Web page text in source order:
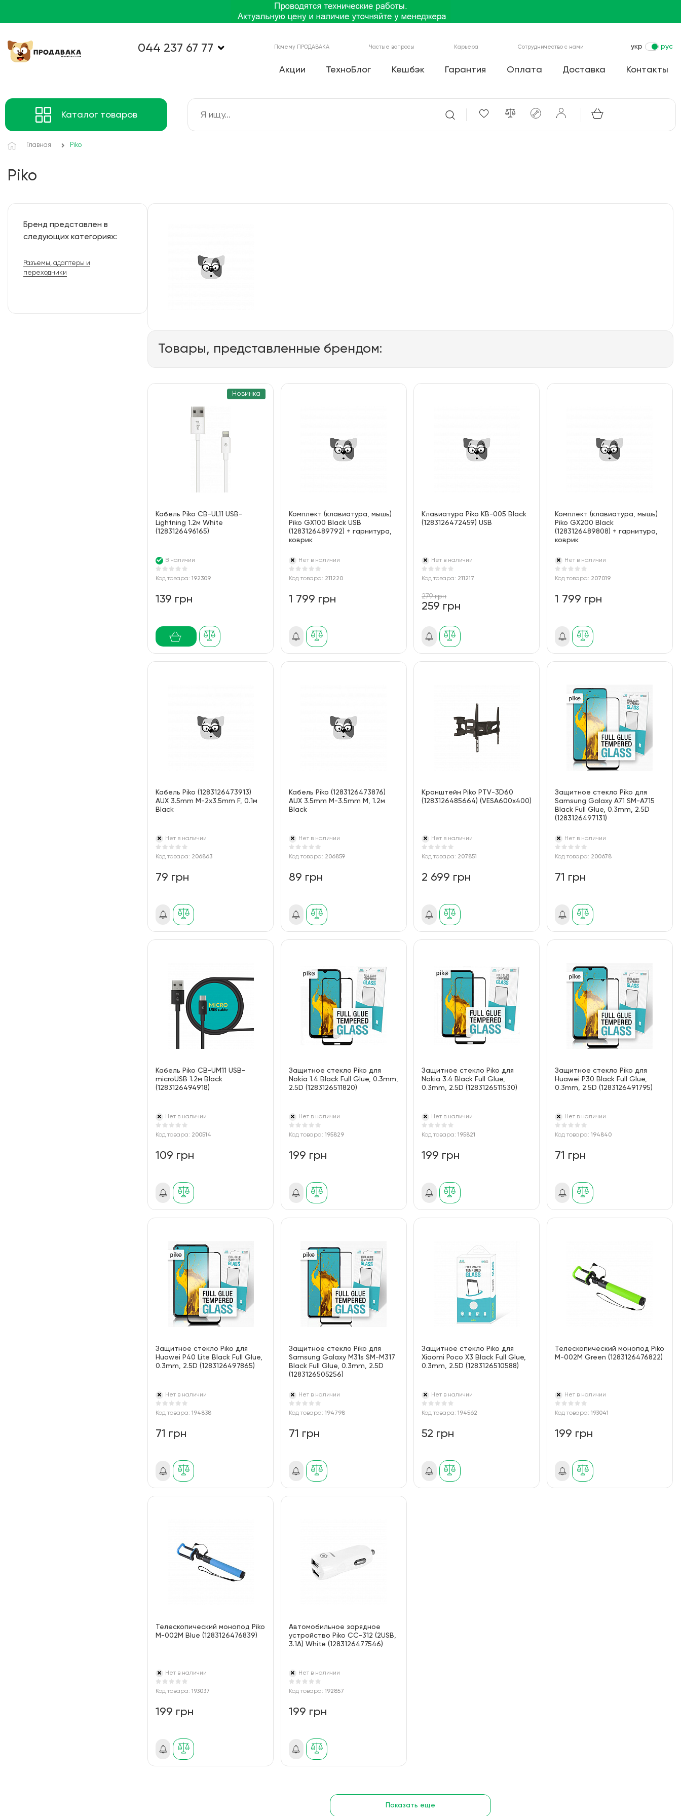
044 237 67 77 Почему ПРОДАВАКА Частые вопросы Карьера Сотрудничество с нами укр рус
Акции ТехноБлог Кешбэк Гарантия Оплата Доставка Контакты
Каталог товаров
Главная Piko
Piko
Бренд представлен в
следующих категориях:
Разъемы, адаптеры и
переходники
Товары, представленные брендом:
Новинка
Кабель Piko CB-UL11 USB-
Lightning 1.2м White
(1283126496165)
В наличии
Код товара: 192309
139 грн
Комплект (клавиатура, мышь)
Piko GX100 Black USB
(1283126489792) + гарнитура,
коврик
Нет в наличии
Код товара: 211220
1 799 грн
Клавиатура Piko KB-005 Black
(1283126472459) USB
Нет в наличии
Код товара: 211217
279 грн
259 грн
Комплект (клавиатура, мышь)
Piko GX200 Black
(1283126489808) + гарнитура,
коврик
Нет в наличии
Код товара: 207019
1 799 грн
Кабель Piko (1283126473913)
AUX 3.5mm M-2x3.5mm F, 0.1м
Black
Нет в наличии
Код товара: 206863
79 грн
Кабель Piko (1283126473876)
AUX 3.5mm M-3.5mm M, 1.2м
Black
Нет в наличии
Код товара: 206859
89 грн
Кронштейн Piko PTV-3D60
(1283126485664) (VESA600х400)
Нет в наличии
Код товара: 207851
2 699 грн
Защитное стекло Piko для
Samsung Galaxy A71 SM-A715
Black Full Glue, 0.3mm, 2.5D
(1283126497131)
Нет в наличии
Код товара: 200678
71 грн
Кабель Piko CB-UM11 USB-
microUSB 1.2м Black
(1283126494918)
Нет в наличии
Код товара: 200514
109 грн
Защитное стекло Piko для
Nokia 1.4 Black Full Glue, 0.3mm,
2.5D (1283126511820)
Нет в наличии
Код товара: 195829
199 грн
Защитное стекло Piko для
Nokia 3.4 Black Full Glue,
0.3mm, 2.5D (1283126511530)
Нет в наличии
Код товара:195821
199 грн
Защитное стекло Piko для
Huawei P30 Black Full Glue,
0.3mm, 2.5D (1283126491795)
Нет в наличии
Код товара: 194840
71 грн
Защитное стекло Piko для
Huawei P40 Lite Black Full Glue,
0.3mm, 2.5D (1283126497865)
Нет в наличии
Код товара: 194838
71 грн
Защитное стекло Piko для
Samsung Galaxy M31s SM-M317
Black Full Glue, 0.3mm, 2.5D
(1283126505256)
Нет в наличии
Код товара: 194798
71 грн
Защитное стекло Piko для
Xiaomi Poco X3 Black Full Glue,
0.3mm, 2.5D (1283126510588)
Нет в наличии
Код товара:194562
52 грн
Телескопический монопод Piko
M-002M Green (1283126476822)
Нет в наличии
Код товара: 193041
199 грн
Телескопический монопод Piko
M-002M Blue (1283126476839)
Нет в наличии
Код товара: 193037
199 грн
Автомобильное зарядное
устройство Piko CC-312 (2USB,
3.1A) White (1283126477546)
Нет в наличии
Код товара: 192857
199 грн
Показать еще